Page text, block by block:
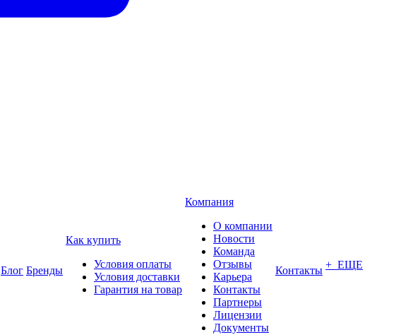
Блог Бренды
Как купить
Условия оплаты
Условия доставки
Гарантия на товар
Компания
О компании
Новости
Команда
Отзывы
Карьера
Контакты
Партнеры
Лицензии
Документы
Контакты + ЕЩЕ